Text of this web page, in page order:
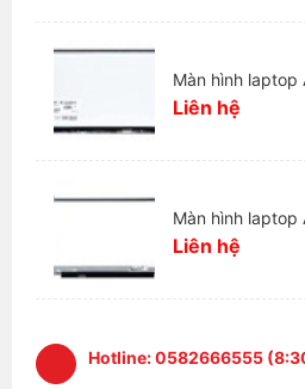
Màn hình laptop
Liên hệ
Màn hình laptop
Liên hệ
Hotline:0582666555